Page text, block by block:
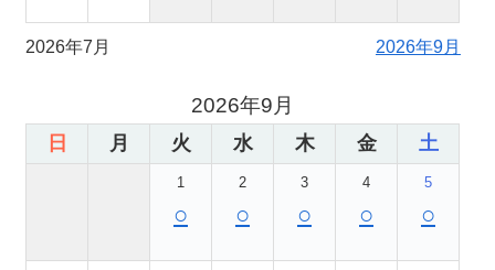
2026年7月 2026年9月
2026年9月
日 月 火 水 木 金 土
1
○
2
○
3
○
4
○
5
○